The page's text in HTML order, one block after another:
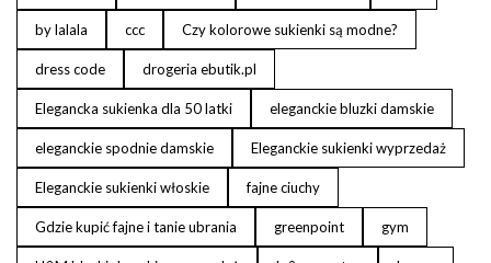
by lalala ccc Czy kolorowe sukienki są modne?
dress code drogeria ebutik.pl
Elegancka sukienka dla 50 latki eleganckie bluzki damskie
eleganckie spodnie damskie Eleganckie sukienki wyprzedaż
Eleganckie sukienki włoskie fajne ciuchy
Gdzie kupić fajne i tanie ubrania greenpoint gym